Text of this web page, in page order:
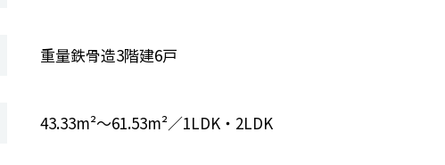
重量鉄骨造3階建6戸
43.33m²〜61.53m²／1LDK・2LDK